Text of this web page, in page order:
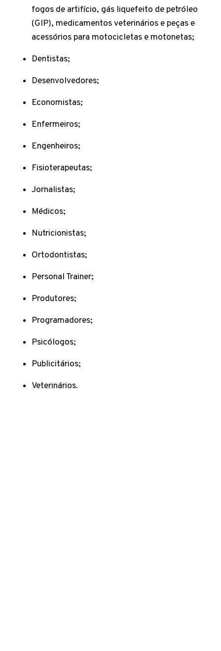
fogos de artifício, gás liquefeito de petróleo
(GlP), medicamentos veterinários e peças e
acessórios para motocicletas e motonetas;
Dentistas;
Desenvolvedores;
Economistas;
Enfermeiros;
Engenheiros;
Fisioterapeutas;
Jornalistas;
Médicos;
Nutricionistas;
Ortodontistas;
Personal Trainer;
Produtores;
Programadores;
Psicólogos;
Publicitários;
Veterinários.